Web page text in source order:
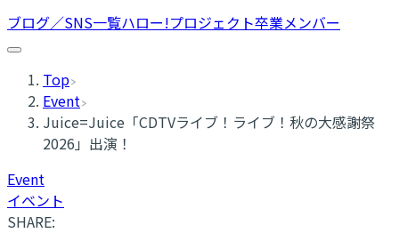
ブログ／SNS一覧ハロー!プロジェクト卒業メンバー
Top
Event
Juice=Juice「CDTVライブ！ライブ！秋の大感謝祭
2026」出演！
Event
イベント
SHARE: